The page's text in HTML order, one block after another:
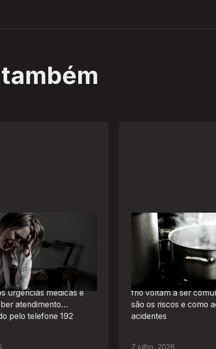
é urgência
como o SAMU atua
de suicídio e
agitação intensa são
urgências médicas e
atendimento
pelo telefone 192
Frio leva brasileiros
para se aquecer e
de queimaduras
O inverno chegou e,
práticas perigosas
frio voltam a ser
são os riscos e como
acidentes
7 julho 2026